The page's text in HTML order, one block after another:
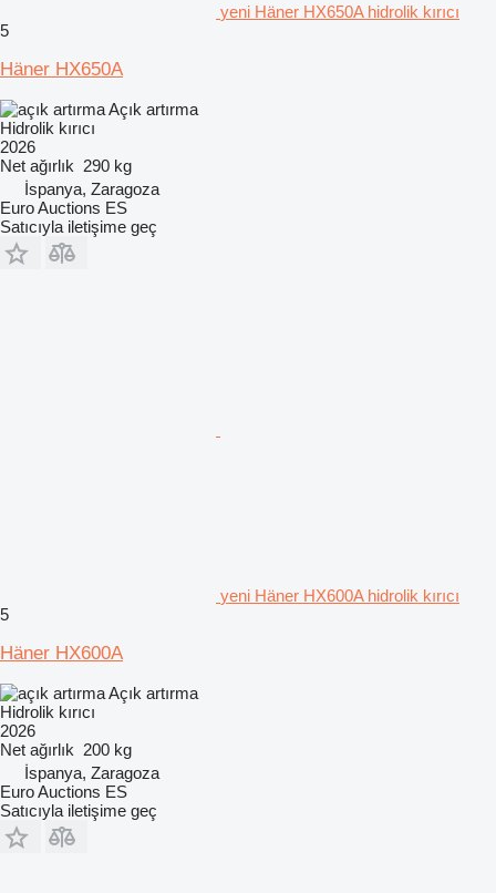
yeni Häner HX650A hidrolik kırıcı
5
Häner HX650A
Açık artırma
Hidrolik kırıcı
2026
Net ağırlık 290 kg
İspanya, Zaragoza
Euro Auctions ES
Satıcıyla iletişime geç
yeni Häner HX600A hidrolik kırıcı
5
Häner HX600A
Açık artırma
Hidrolik kırıcı
2026
Net ağırlık 200 kg
İspanya, Zaragoza
Euro Auctions ES
Satıcıyla iletişime geç